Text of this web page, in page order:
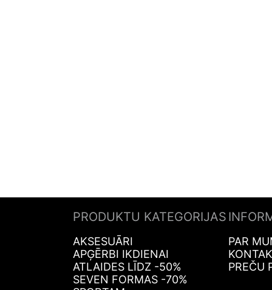
PRODUKTU KATEGORIJAS
AKSESUĀRI
APĢĒRBI IKDIENAI
ATLAIDES LĪDZ -50%
SEVEN FORMAS -70%
PAR
PREČU